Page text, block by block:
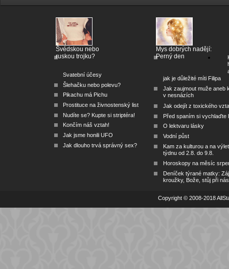
Švédskou nebo
ruskou trojku?
Svatební účesy
Šlehačku nebo polevu?
Pikachu má Pichu
Prostituce na živnostenský list
Nudíte se? Kupte si striptéra!
Končím náš vztah!
Jak jsme honili UFO
Jak dlouho trvá správný sex?
Mys dobrých nadějí:
Perný den
jak je důležité míti Filipa
Jak zaujmout muže aneb
v nesnázích
Jak odejít z toxického
Před spaním si vychlaďte
O lektvaru lásky
Vodní půst
Kam za kulturou a na
týdnu od 2.8. do 9.8.
Horoskopy na měsíc
Deníček týrané matky:
kroužky, Bože, stůj při nás
Copyright © 2008-2018